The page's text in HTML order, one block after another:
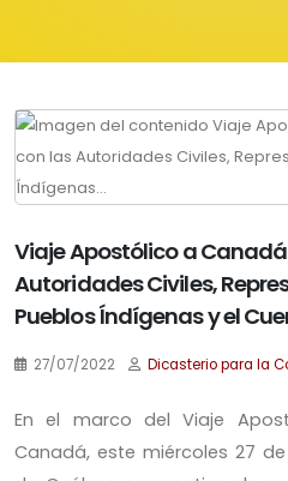
Viaje Apostólico a
Autoridades Civiles,
Pueblos Índígenas y el
27/07/2022 Dicasterio para la
En el marco del Viaje
Canadá, este miércoles 27